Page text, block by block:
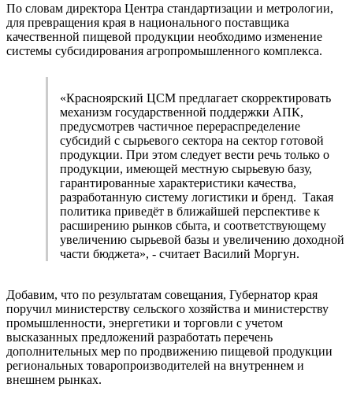
По словам директора Центра стандартизации и метрологии,
для превращения края в национального поставщика
качественной пищевой продукции необходимо изменение
системы субсидирования агропромышленного комплекса.
«Красноярский ЦСМ предлагает скорректировать
механизм государственной поддержки АПК,
предусмотрев частичное перераспределение
субсидий с сырьевого сектора на сектор готовой
продукции. При этом следует вести речь только о
продукции, имеющей местную сырьевую базу,
гарантированные характеристики качества,
разработанную систему логистики и бренд. Такая
политика приведёт в ближайшей перспективе к
расширению рынков сбыта, и соответствующему
увеличению сырьевой базы и увеличению доходной
части бюджета», - считает Василий Моргун.
Добавим, что по результатам совещания, Губернатор края
поручил министерству сельского хозяйства и министерству
промышленности, энергетики и торговли с учетом
высказанных предложений разработать перечень
дополнительных мер по продвижению пищевой продукции
региональных товаропроизводителей на внутреннем и
внешнем рынках.